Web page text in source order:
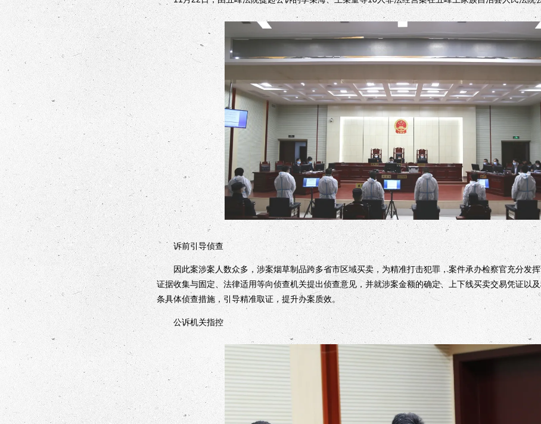
诉前引导侦查
因此案涉案人数众多，涉案烟草制品跨多省市区域买卖，为精准打击犯罪，案件承办检察官充分发挥
证据收集与固定、法律适用等向侦查机关提出侦查意见，并就涉案金额的确定、上下线买卖交易凭证以
条具体侦查措施，引导精准取证，提升办案质效。
公诉机关指控